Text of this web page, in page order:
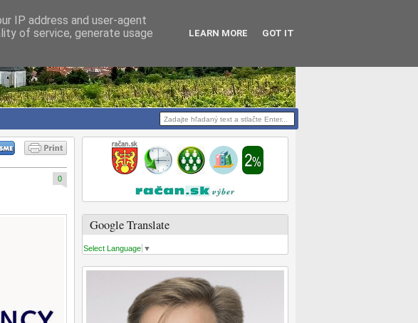
0
Google Translate
Select Language ▼
IP address and user-agent
of service, generate usage
LEARN MORE GOT IT